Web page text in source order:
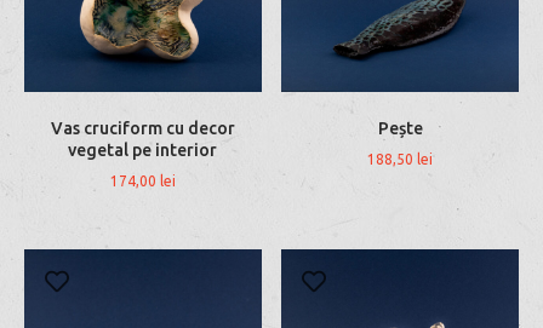
Vas cruciform cu decor
vegetal pe interior
174,00 lei
Pește
188,50 lei